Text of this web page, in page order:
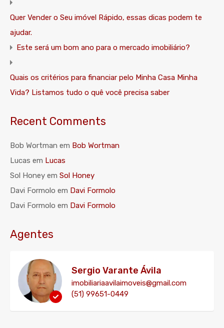
Quer Vender o Seu imóvel Rápido, essas dicas podem te
ajudar.
Este será um bom ano para o mercado imobiliário?
Quais os critérios para financiar pelo Minha Casa Minha
Vida? Listamos tudo o quê você precisa saber
Recent Comments
Bob Wortman em Bob Wortman
Lucas em Lucas
Sol Honey em Sol Honey
Davi Formolo em Davi Formolo
Davi Formolo em Davi Formolo
Agentes
Sergio Varante Ávila
imobiliariaavilaimoveis@gmail.com
(51) 99651-0449